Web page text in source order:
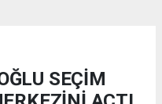
SEÇİM